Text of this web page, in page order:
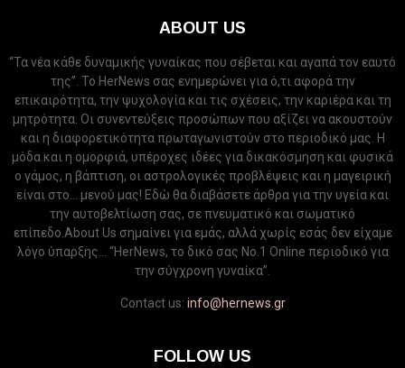
ABOUT US
“Τα νέα κάθε δυναμικής γυναίκας που σέβεται και αγαπά τον εαυτό
της”. Το HerNews σας ενημερώνει για ό,τι αφορά την
επικαιρότητα, την ψυχολογία και τις σχέσεις, την καριέρα και τη
μητρότητα. Οι συνεντεύξεις προσώπων που αξίζει να ακουστούν
και η διαφορετικότητα πρωταγωνιστούν στο περιοδικό μας. Η
μόδα και η ομορφιά, υπέροχες ιδέες για δικακόσμηση και φυσικά
ο γάμος, η βάπτιση, οι αστρολογικές προβλέψεις και η μαγειρική
είναι στο... μενού μας! Εδώ θα διαβάσετε άρθρα για την υγεία και
την αυτοβελτίωση σας, σε πνευματικό και σωματικό
επίπεδο.About Us σημαίνει για εμάς, αλλά χωρίς εσάς δεν είχαμε
λόγο ύπαρξης... “HerNews, το δικό σας Νo.1 Online περιοδικό για
την σύγχρονη γυναίκα”.
Contact us: info@hernews.gr
FOLLOW US